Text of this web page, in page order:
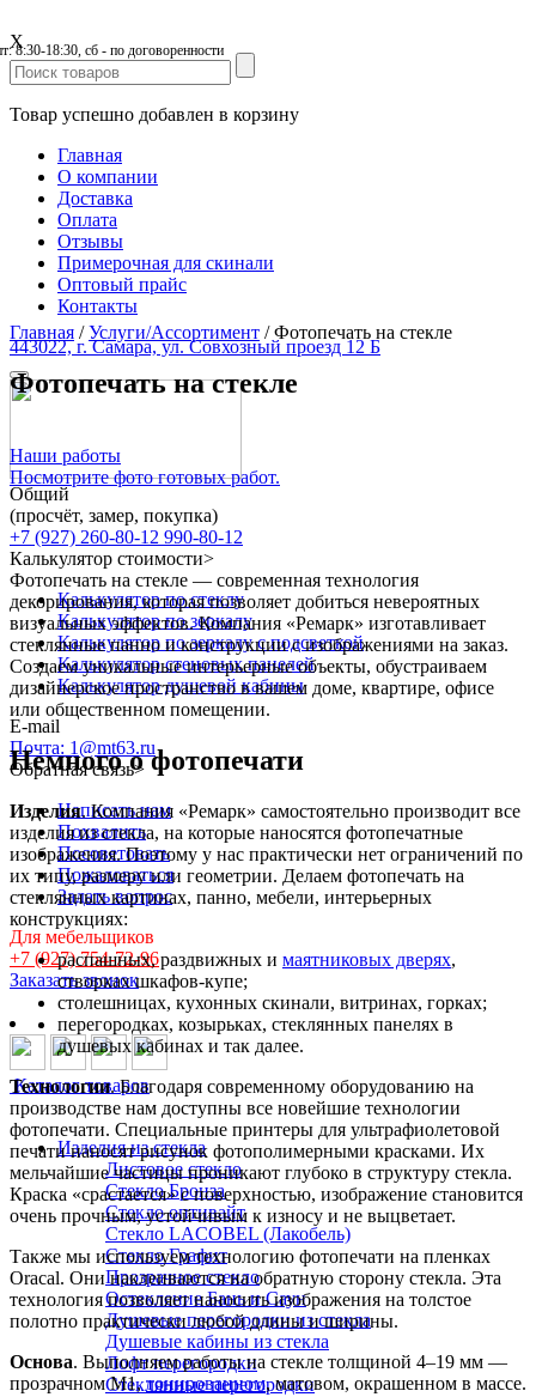
X
Товар успешно добавлен в корзину
Главная
О компании
Доставка
Оплата
Отзывы
Примерочная для скинали
Оптовый прайс
Контакты
443022, г. Самара, ул. Совхозный проезд 12 Б
Общий
(просчёт, замер, покупка)
+7 (927) 260-80-12 990-80-12
8:30-18:30, сб - по договоренности
Калькулятор стоимости>
Калькулятор по стеклу
Калькулятор по зеркалу
Калькулятор по зеркалу с подсветкой
Калькулятор стеновых панелей
Калькулятор душевой кабины
E-mail
Почта: 1@mt63.ru
Обратная связь>
Написать нам
Похвалить
Посоветовать
Пожаловаться
Задать вопрос
Для мебельщиков
+7 (927) 754-72-96
Заказать звонок
Каталог товаров
Изделия из стекла
Листовое стекло
Стекло Бронза
Стекло оптивайт
Стекло LACOBEL (Лакобель)
Стекло Графит
Прозрачное стекло
Остекление Бань и Саун
Душевые перегородки из стекла
Душевые кабины из стекла
Лофт перегородки
Стеклянные перегородки
Главная /Услуги/Ассортимент /Фотопечать на стекле
Фотопечать на стекле
Наши работы
Посмотрите фото готовых работ.
Фотопечать на стекле — современная технология
декорирования, которая позволяет добиться невероятных
визуальных эффектов. Компания «Ремарк» изготавливает
стеклянные панно и конструкции с изображениями на заказ.
Создаем уникальные интерьерные объекты, обустраиваем
дизайнерское пространство в вашем доме, квартире, офисе
или общественном помещении.
Немного о фотопечати
Изделия. Компания «Ремарк» самостоятельно производит все
изделия из стекла, на которые наносятся фотопечатные
изображения. Поэтому у нас практически нет ограничений по
их типу, размеру или геометрии. Делаем фотопечать на
стеклянных картинах, панно, мебели, интерьерных
конструкциях:
распашных, раздвижных и маятниковых дверях,
створках шкафов-купе;
столешницах, кухонных скинали, витринах, горках;
перегородках, козырьках, стеклянных панелях в
душевых кабинах и так далее.
Технологии. Благодаря современному оборудованию на
производстве нам доступны все новейшие технологии
фотопечати. Специальные принтеры для ультрафиолетовой
печати наносят рисунок фотополимерными красками. Их
мельчайшие частицы проникают глубоко в структуру стекла.
Краска «срастается» с поверхностью, изображение становится
очень прочным, устойчивым к износу и не выцветает.
Также мы используем технологию фотопечати на пленках
Oracal. Они наклеиваются на обратную сторону стекла. Эта
технология позволяет наносить изображения на толстое
полотно практически любой длины и ширины.
Основа. Выполняем работы на стекле толщиной 4–19 мм —
прозрачном М1,тонированном, матовом, окрашенном в массе.